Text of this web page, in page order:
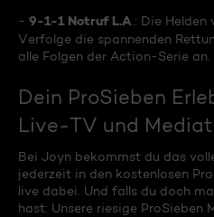
- 9-1-1 Notruf L.A .: Die
Verfolge die spannenden
alle Folgen der Action-Serie an.
Dein ProSieben
Live-TV und
Bei Joyn bekommst du das
jederzeit in den kostenlosen
live dabei. Und falls du doch
hast: Unsere riesige